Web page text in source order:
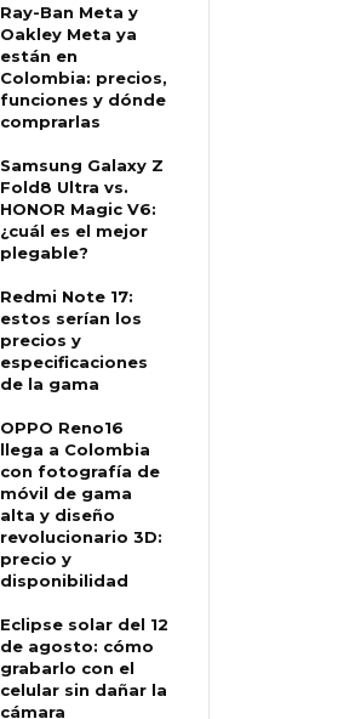
Ray-Ban Meta y
Oakley Meta ya
están en
Colombia: precios,
funciones y dónde
comprarlas
Samsung Galaxy Z
Fold8 Ultra vs.
HONOR Magic V6:
¿cuál es el mejor
plegable?
Redmi Note 17:
estos serían los
precios y
especificaciones
de la gama
OPPO Reno16
llega a Colombia
con fotografía de
móvil de gama
alta y diseño
revolucionario 3D:
precio y
disponibilidad
Eclipse solar del 12
de agosto: cómo
grabarlo con el
celular sin dañar la
cámara